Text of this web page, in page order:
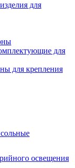
для
для
для крепления
освещения